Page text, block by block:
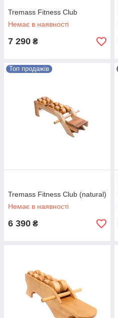
Tremass Fitness Club
Немає в наявності
7 290 ₴
Топ продажів
Tremass Fitness Club (natural)
Немає в наявності
6 390 ₴